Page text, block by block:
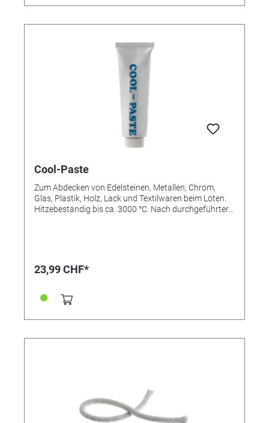
Cool-Paste
Zum Abdecken von Edelsteinen, Metallen, Chrom,
Glas, Plastik, Holz, Lack und Textilwaren beim Löten.
Hitzebeständig bis ca. 3000 °C. Nach durchgeführter
23,99 CHF*